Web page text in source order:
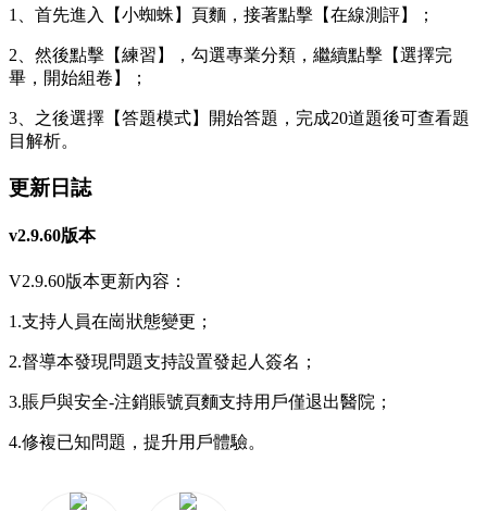
1、首先進入【小蜘蛛】頁麵，接著點擊【在線測評】；
2、然後點擊【練習】，勾選專業分類，繼續點擊【選擇完
畢，開始組卷】；
3、之後選擇【答題模式】開始答題，完成20道題後可查看題
目解析。
更新日誌
v2.9.60版本
V2.9.60版本更新內容：
1.支持人員在崗狀態變更；
2.督導本發現問題支持設置發起人簽名；
3.賬戶與安全-注銷賬號頁麵支持用戶僅退出醫院；
4.修複已知問題，提升用戶體驗。